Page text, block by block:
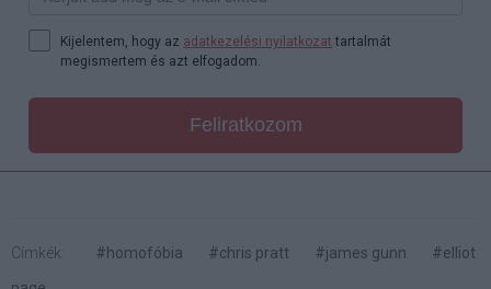
Kijelentem, hogy az adatkezelési nyilatkozat tartalmát
megismertem és azt elfogadom.
Feliratkozom
Címkék: #homofóbia #chris pratt #james gunn
#elliot